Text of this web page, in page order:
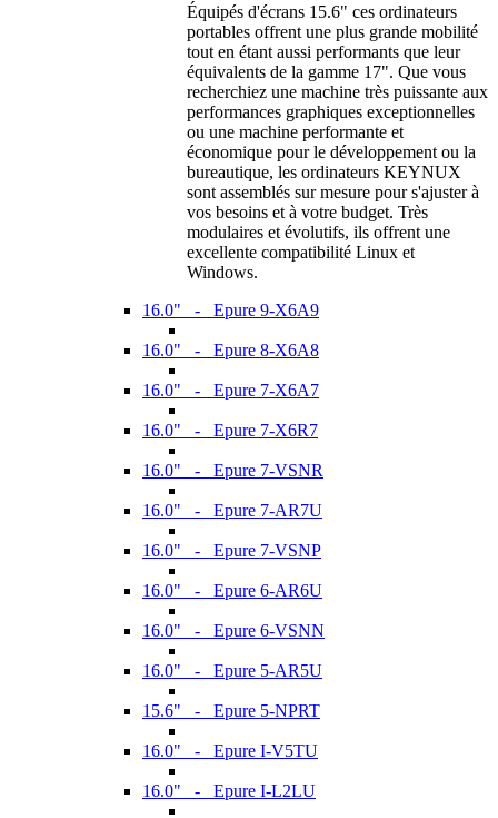
Équipés d'écrans 15.6" ces ordinateurs
portables offrent une plus grande mobilité
tout en étant aussi performants que leur
équivalents de la gamme 17". Que vous
recherchiez une machine très puissante aux
performances graphiques exceptionnelles
ou une machine performante et
économique pour le développement ou la
bureautique, les ordinateurs KEYNUX
sont assemblés sur mesure pour s'ajuster à
vos besoins et à votre budget. Très
modulaires et évolutifs, ils offrent une
excellente compatibilité Linux et
Windows.
16.0" - Epure 9-X6A9
16.0" - Epure 8-X6A8
16.0" - Epure 7-X6A7
16.0" - Epure 7-X6R7
16.0" - Epure 7-VSNR
16.0" - Epure 7-AR7U
16.0" - Epure 7-VSNP
16.0" - Epure 6-AR6U
16.0" - Epure 6-VSNN
16.0" - Epure 5-AR5U
15.6" - Epure 5-NPRT
16.0" - Epure I-V5TU
16.0" - Epure I-L2LU